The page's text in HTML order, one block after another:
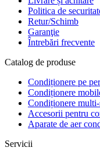
Politica de
Retur/Schimb
Garanţie
Întrebări frecvente
Catalog de produse
Condiționere pe
Condiționere
Condiționere
Accesorii pentru
Aparate de aer
Servicii